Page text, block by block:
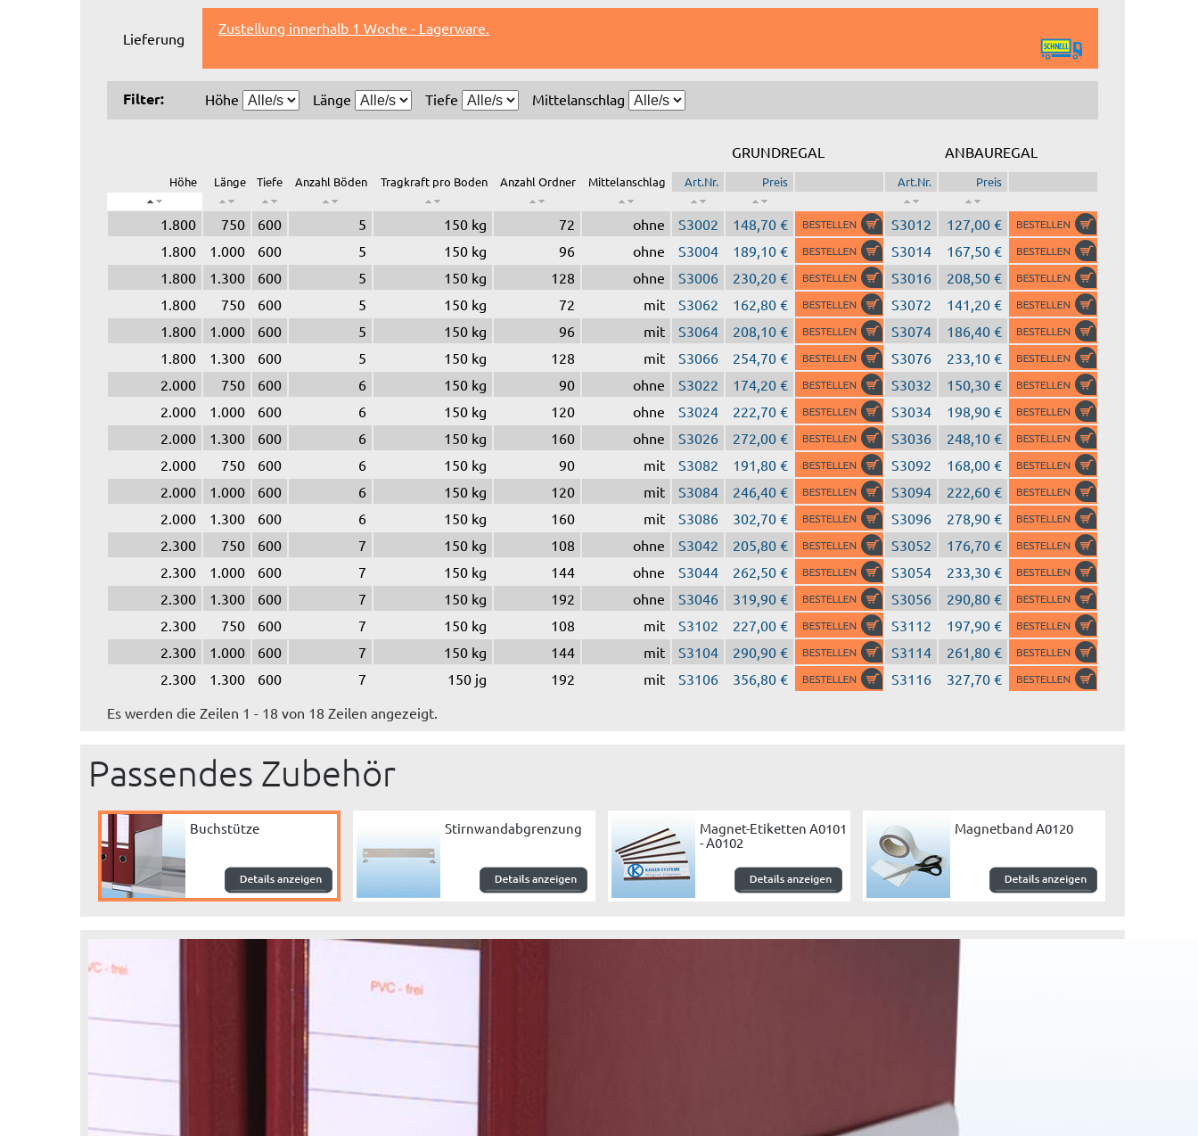
Lieferung
Zustellung innerhalb 1 Woche - Lagerware.
Filter: Höhe Länge Tiefe Mittelanschlag
GRUNDREGAL ANBAUREGAL
Höhe Länge Tiefe Anzahl Böden Tragkraft pro Boden Anzahl Ordner Mittelanschlag Art.Nr. Preis Art.Nr. Preis
1.800 750 600 5 150 kg 72 ohne S3002 148,70 € S3012
127,00 €
1.800
1.000 600 5 150 kg 96 ohne S3004 189,10 € S3014
167,50 €
1.800
1.300 600 5 150 kg 128 ohne S3006 230,20 € S3016
208,50 €
1.800
750 600 5 150 kg 72 mit S3062 162,80 € S3072
141,20 €
1.800
1.000 600 5 150 kg 96 mit S3064 208,10 € S3074
186,40 €
1.800
1.300 600 5 150 kg 128 mit S3066 254,70 € S3076
233,10 €
2.000
750 600 6 150 kg 90 ohne S3022 174,20 € S3032
150,30 €
2.000
1.000 600 6 150 kg 120 ohne S3024 222,70 € S3034
198,90 €
2.000
1.300 600 6 150 kg 160 ohne S3026 272,00 € S3036
248,10 €
2.000
750 600 6 150 kg 90 mit S3082 191,80 € S3092
168,00 €
2.000
1.000 600 6 150 kg 120 mit S3084 246,40 € S3094
222,60 €
2.000
1.300 600 6 150 kg 160 mit S3086 302,70 € S3096
278,90 €
2.300
750 600 7 150 kg 108 ohne S3042 205,80 € S3052
176,70 €
2.300
1.000 600 7 150 kg 144 ohne S3044 262,50 € S3054
233,30 €
2.300
1.300 600 7 150 kg 192 ohne S3046 319,90 € S3056
290,80 €
2.300
750 600 7 150 kg 108 mit S3102 227,00 € S3112
197,90 €
2.300
1.000 600 7 150 kg 144 mit S3104 290,90 € S3114
261,80 €
2.300
1.300 600 7 150 jg 192 mit S3106 356,80 € S3116
327,70 €
Es werden die Zeilen 1 - 18 von 18 Zeilen angezeigt.
Passendes Zubehör
Buchstütze Stirnwandabgrenzung
Magnet-Etiketten A0101
- A0102
Magnetband A0120